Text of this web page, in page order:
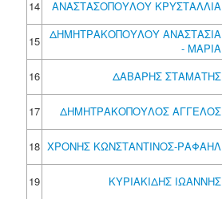
14 ΑΝΑΣΤΑΣΟΠΟΥΛΟΥ ΚΡΥΣΤΑΛΛΙΑ
15
ΔΗΜΗΤΡΑΚΟΠΟΥΛΟΥ ΑΝΑΣΤΑΣΙΑ
- ΜΑΡΙΑ
16
ΔΑΒΑΡΗΣ ΣΤΑΜΑΤΗΣ
17
ΔΗΜΗΤΡΑΚΟΠΟΥΛΟΣ ΑΓΓΕΛΟΣ
18 ΧΡΟΝΗΣ ΚΩΝΣΤΑΝΤΙΝΟΣ-ΡΑΦΑΗΛ
19
ΚΥΡΙΑΚΙΔΗΣ ΙΩΑΝΝΗΣ